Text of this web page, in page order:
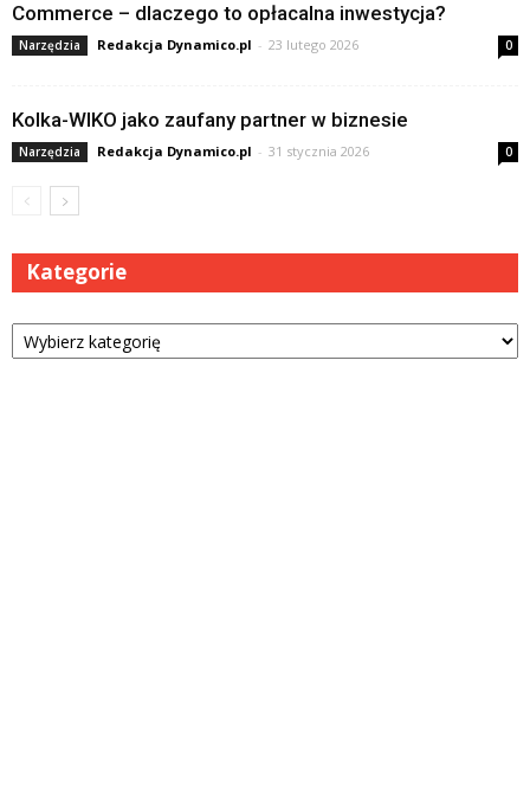
Commerce – dlaczego to opłacalna inwestycja?
Narzędzia Redakcja Dynamico.pl - 23 lutego 2026 0
Kolka-WIKO jako zaufany partner w biznesie
Narzędzia Redakcja Dynamico.pl - 31 stycznia 2026 0
Kategorie
Kategorie